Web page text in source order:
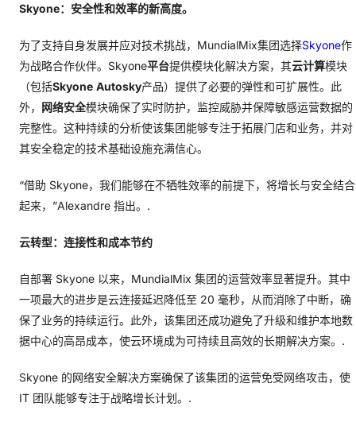
Skyone：安全性和效率的新高度。
为了支持自身发展并应对技术挑战，MundialMix集团选择Skyone作
为战略合作伙伴。Skyone平台提供模块化解决方案，其云计算模块
（包括Skyone Autosky产品）提供了必要的弹性和可扩展性。此
外， 网络安全模块确保了实时防护，监控威胁并保障敏感运营数据的
完整性。这种持续的分析使该集团能够专注于拓展门店和业务，并对
其安全稳定的技术基础设施充满信心。
“借助 Skyone，我们能够在不牺牲效率的前提下，将增长与安全结合
起来，”Alexandre 指出。.
云转型：连接性和成本节约
自部署 Skyone 以来，MundialMix 集团的运营效率显著提升。其中
一项最大的进步是云连接延迟降低至 20 毫秒，从而消除了中断，确
保了业务的持续运行。此外，该集团还成功避免了升级和维护本地数
据中心的高昂成本，使云环境成为可持续且高效的长期解决方案。.
Skyone 的网络安全解决方案确保了该集团的运营免受网络攻击，使
IT 团队能够专注于战略增长计划。.